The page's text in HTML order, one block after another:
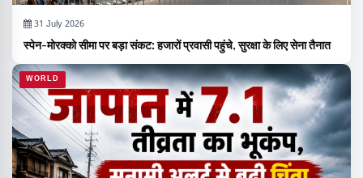
31 July 2026
स्पेन-मोरक्को सीमा पर बड़ा संकट: हजारों प्रवासी पहुंचे, सुरक्षा के लिए सेना तैनात
WORLD